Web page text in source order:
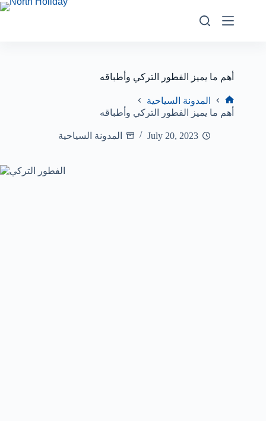
أهم ما يميز الفطور التركي وأطباقه
المدونة السياحية
أهم ما يميز الفطور التركي وأطباقه
July 20, 2023 المدونة السياحية